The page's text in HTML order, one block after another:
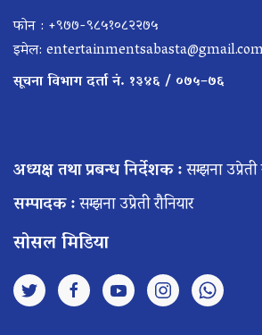
फोन : +९७७-९८५१०८२२७५
इमेल:
सूचना विभाग दर्ता नं. १३४६ / ०७५–७६
अध्यक्ष तथा प्रबन्ध निर्देशक :सम्झना उप्रेती
सम्पादक :सम्झना उप्रेती रौनियार
सोसल मिडिया